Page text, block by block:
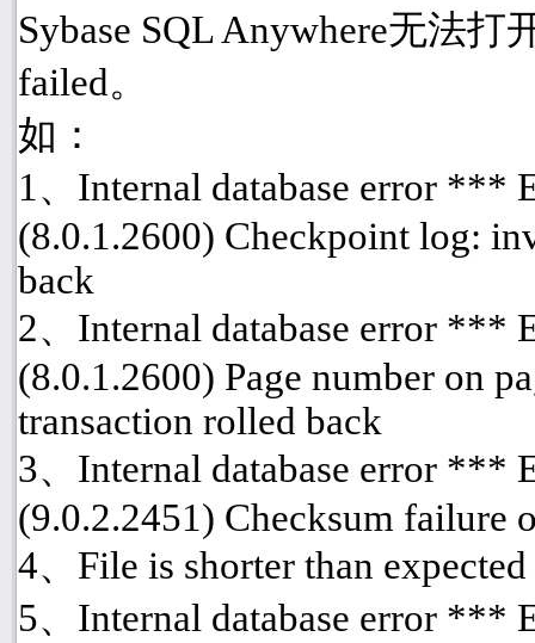
Sybase SQL Anywhere无法
failed。
如：
1、Internal database error ***
(8.0.1.2600) Checkpoint log:
back
2、Internal database error ***
(8.0.1.2600) Page number on
transaction rolled back
3、Internal database error ***
(9.0.2.2451) Checksum failure
4、File is shorter than expected
5、Internal database error ***